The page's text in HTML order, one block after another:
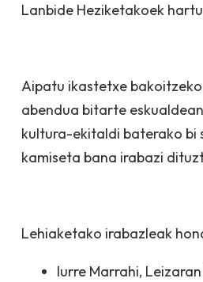
Lanbide Heziketakoek
Aipatu ikastetxe
abendua bitarte
kultura-ekitaldi baterako bi
kamiseta bana irabazi
Lehiaketako irabazleak
Iurre Marrahi,